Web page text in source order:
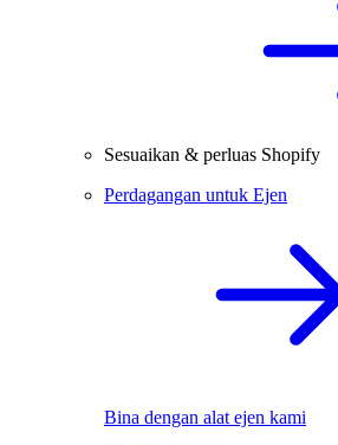
Sesuaikan & perluas Shopify
Perdagangan untuk Ejen
Bina dengan alat ejen kami